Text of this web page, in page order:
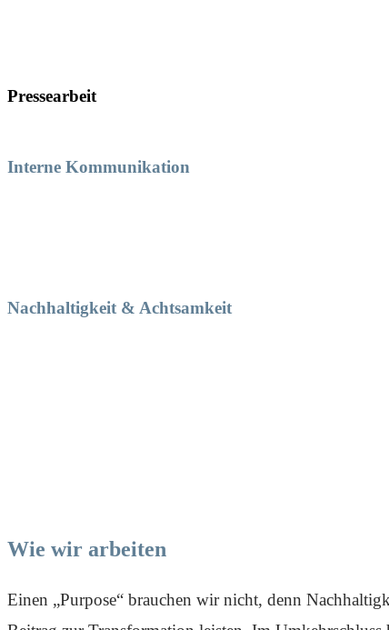
Pressearbeit
Interne Kommunikation
Nachhaltigkeit & Achtsamkeit
Wie wir arbeiten
Einen „Purpose“ brauchen wir nicht, denn